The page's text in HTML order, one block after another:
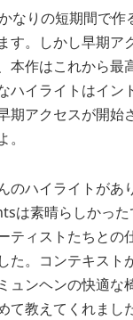
なりの短期間で作
す。しかし早期ア
本作はこれから最
ハイライトはイン
期アクセスが開始
のハイライトがあ
は素晴らしかった
ティストたちとの
た。コンテキスト
ュンヘンの快適な
て教えてくれました